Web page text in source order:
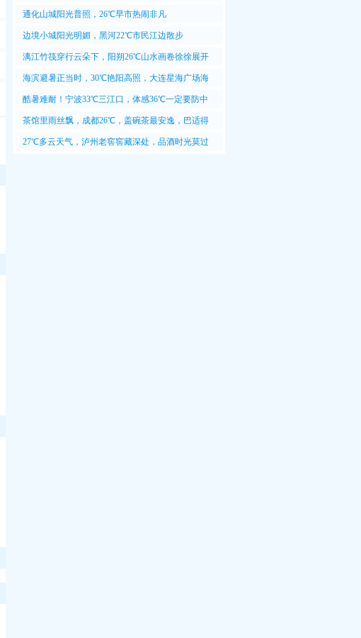
通化山城阳光普照，26℃早市热闹非凡
边境小城阳光明媚，黑河22℃市民江边散步
漓江竹筏穿行云朵下，阳朔26℃山水画卷徐徐展开
海滨避暑正当时，30℃艳阳高照，大连星海广场海
风爽
酷暑难耐！宁波33℃三江口，体感36℃一定要防中
暑
茶馆里雨丝飘，成都26℃，盖碗茶最安逸，巴适得
很
27℃多云天气，泸州老窖窖藏深处，品酒时光莫过